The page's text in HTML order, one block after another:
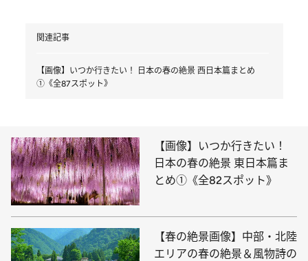
関連記事
【画像】いつか行きたい！ 日本の春の絶景 西日本篇まとめ
①《全87スポット》
【画像】いつか行きたい！
日本の春の絶景 東日本篇ま
とめ①《全82スポット》
【春の絶景画像】中部・北陸
エリアの春の絶景＆風物詩の